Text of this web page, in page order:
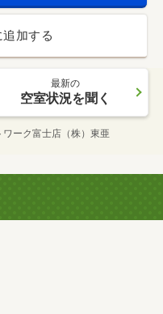
加する
最新の
空室状況を聞く
ワーク富士店（株）東亜